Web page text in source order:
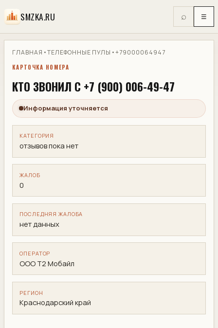
SMZKA.RU ⌕ ☰
ГЛАВНАЯ •ТЕЛЕФОННЫЕ ПУЛЫ •+79000064947
КАРТОЧКА НОМЕРА
КТО ЗВОНИЛ С +7 (900) 006-49-47
Информация уточняется
КАТЕГОРИЯ
отзывов пока нет
ЖАЛОБ
0
ПОСЛЕДНЯЯ ЖАЛОБА
нет данных
ОПЕРАТОР
ООО Т2 Мобайл
РЕГИОН
Краснодарский край